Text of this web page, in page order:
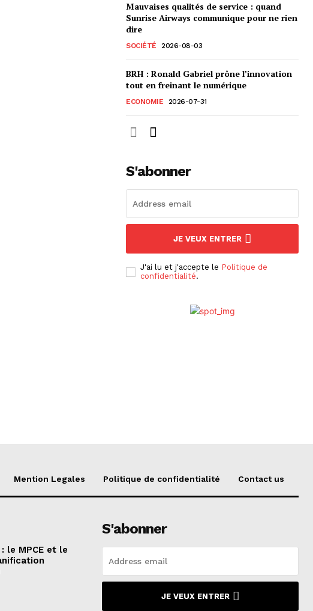
Mauvaises qualités de service : quand
Sunrise Airways communique pour ne rien
dire
SOCIÉTÉ 2026-08-03
BRH : Ronald Gabriel prône l’innovation
tout en freinant le numérique
ECONOMIE 2026-07-31
S'abonner
JE VEUX ENTRER
J'ai lu et j'accepte le Politique de
confidentialité.
Mention Legales Politique de confidentialité Contact us
le MPCE et le
S'abonner
JE VEUX ENTRER